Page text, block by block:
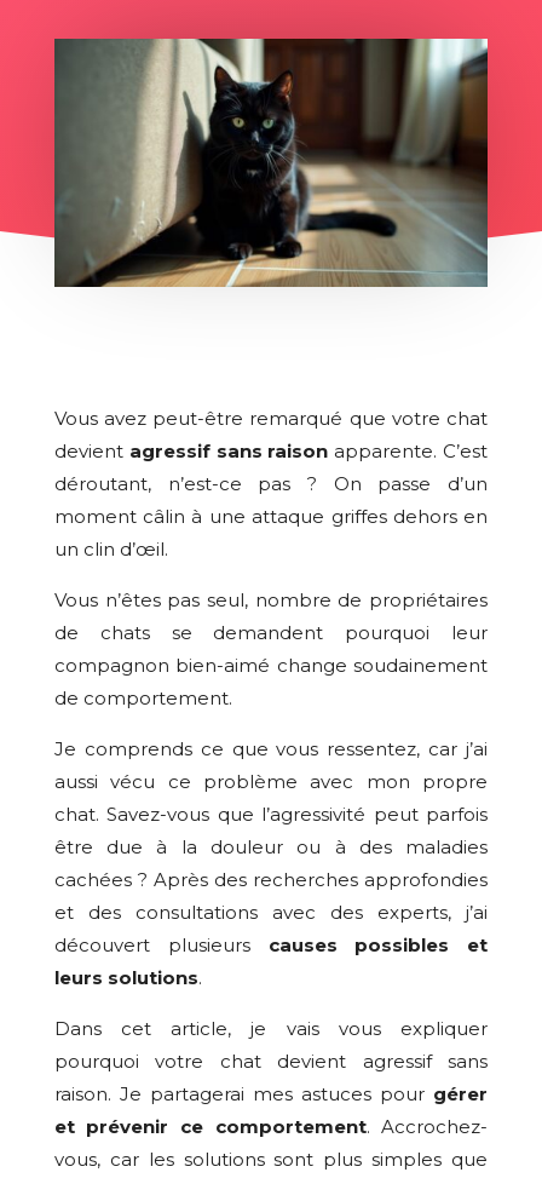
Vous avez peut-être remarqué que votre chat
devient agressif sans raison apparente. C’est
déroutant, n’est-ce pas ? On passe d’un
moment câlin à une attaque griffes dehors en
un clin d’œil.
Vous n’êtes pas seul, nombre de propriétaires
de chats se demandent pourquoi leur
compagnon bien-aimé change soudainement
de comportement.
Je comprends ce que vous ressentez, car j’ai
aussi vécu ce problème avec mon propre
chat. Savez-vous que l’agressivité peut parfois
être due à la douleur ou à des maladies
cachées ? Après des recherches approfondies
et des consultations avec des experts, j’ai
découvert plusieurs causes possibles et
leurs solutions.
Dans cet article, je vais vous expliquer
pourquoi votre chat devient agressif sans
raison. Je partagerai mes astuces pour gérer
et prévenir ce comportement. Accrochez-
vous, car les solutions sont plus simples que